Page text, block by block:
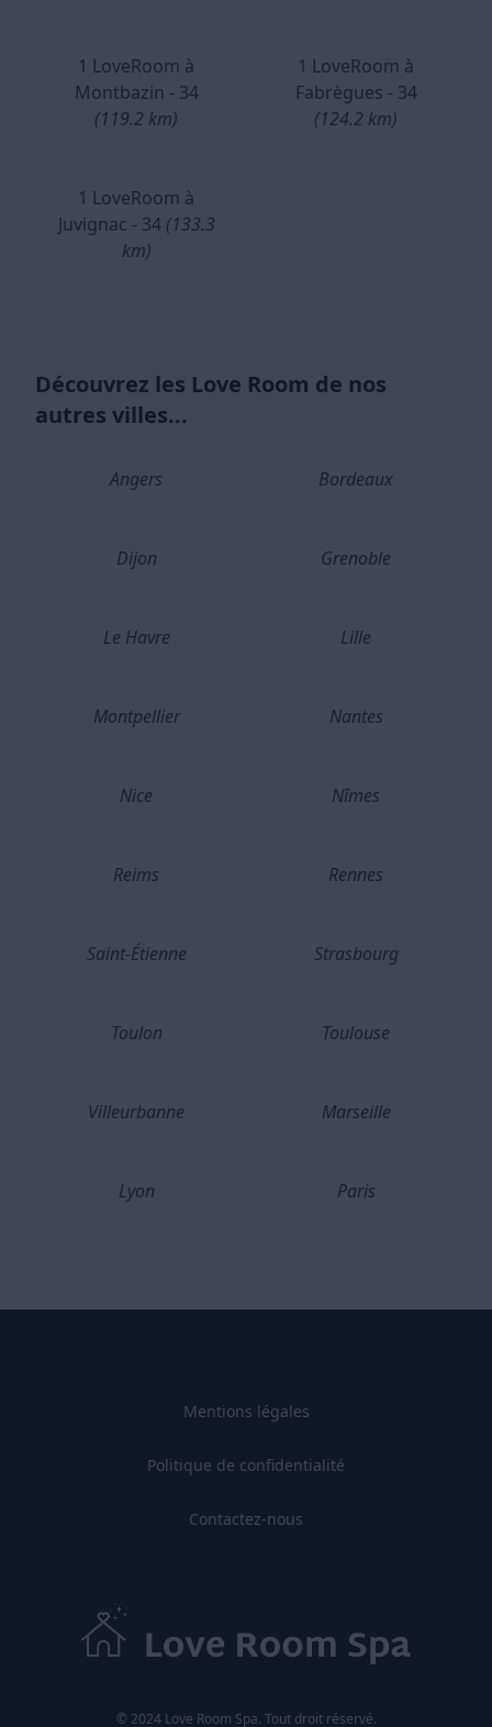
1 LoveRoom à
Montbazin - 34
(119.2 km)
1 LoveRoom à
Fabrègues - 34
(124.2 km)
1 LoveRoom à
Juvignac - 34 (133.3
km)
Découvrez les Love Room de nos
autres villes...
Angers Bordeaux
Dijon Grenoble
Le Havre Lille
Montpellier Nantes
Nice Nîmes
Reims Rennes
Saint-Étienne Strasbourg
Toulon Toulouse
Villeurbanne Marseille
Lyon Paris
Mentions légales
Politique de confidentialité
Contactez-nous
© 2024 Love Room Spa. Tout droit réservé.